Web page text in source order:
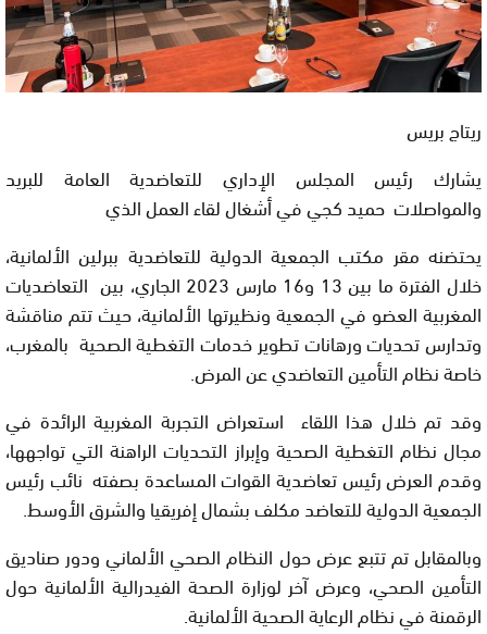
ريتاج بريس
يشارك رئيس المجلس الإداري للتعاضدية العامة للبريد
والمواصلات حميد كجي في أشغال لقاء العمل الذي
يحتضنه مقر مكتب الجمعية الدولية للتعاضدية ببرلين الألمانية،
خلال الفترة ما بين 13 و16 مارس 2023 الجاري، بين التعاضديات
المغربية العضو في الجمعية ونظيرتها الألمانية، حيث تتم مناقشة
وتدارس تحديات ورهانات تطوير خدمات التغطية الصحية بالمغرب،
خاصة نظام التأمين التعاضدي عن المرض.
وقد تم خلال هذا اللقاء استعراض التجربة المغربية الرائدة في
مجال نظام التغطية الصحية وإبراز التحديات الراهنة التي تواجهها،
وقدم العرض رئيس تعاضدية القوات المساعدة بصفته نائب رئيس
الجمعية الدولية للتعاضد مكلف بشمال إفريقيا والشرق الأوسط.
وبالمقابل تم تتبع عرض حول النظام الصحي الألماني ودور صناديق
التأمين الصحي، وعرض آخر لوزارة الصحة الفيدرالية الألمانية حول
الرقمنة في نظام الرعاية الصحية الألمانية.